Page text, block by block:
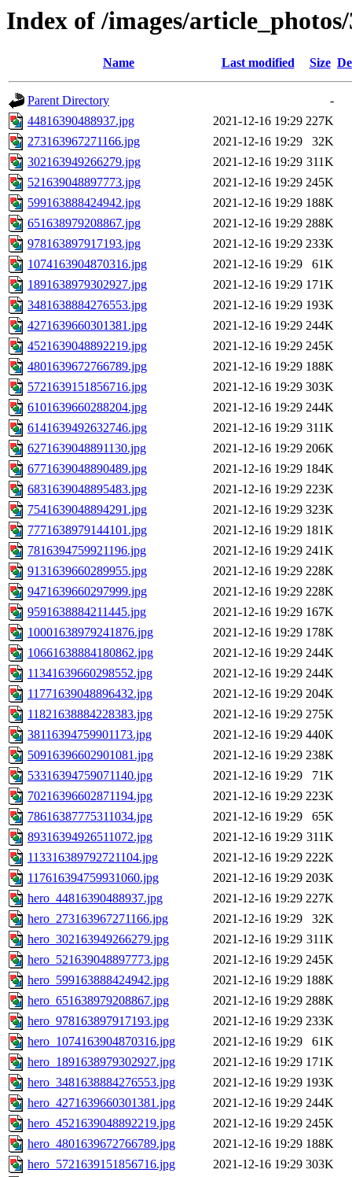
Index of /images/
Name Last modified Size
Parent Directory
-
44816390488937.jpg
2021-12-16 19:29 227K
273163967271166.jpg
2021-12-16 19:29
32K
302163949266279.jpg
2021-12-16 19:29 311K
521639048897773.jpg
2021-12-16 19:29 245K
599163888424942.jpg
2021-12-16 19:29 188K
651638979208867.jpg
2021-12-16 19:29 288K
978163897917193.jpg
2021-12-16 19:29 233K
1074163904870316.jpg
2021-12-16 19:29
61K
1891638979302927.jpg
2021-12-16 19:29 171K
3481638884276553.jpg
2021-12-16 19:29 193K
4271639660301381.jpg
2021-12-16 19:29 244K
4521639048892219.jpg
2021-12-16 19:29 245K
4801639672766789.jpg
2021-12-16 19:29 188K
5721639151856716.jpg
2021-12-16 19:29 303K
6101639660288204.jpg
2021-12-16 19:29 244K
6141639492632746.jpg
2021-12-16 19:29 311K
6271639048891130.jpg
2021-12-16 19:29 206K
6771639048890489.jpg
2021-12-16 19:29 184K
6831639048895483.jpg
2021-12-16 19:29 223K
7541639048894291.jpg
2021-12-16 19:29 323K
7771638979144101.jpg
2021-12-16 19:29 181K
7816394759921196.jpg
2021-12-16 19:29 241K
9131639660289955.jpg
2021-12-16 19:29 228K
9471639660297999.jpg
2021-12-16 19:29 228K
9591638884211445.jpg
2021-12-16 19:29 167K
10001638979241876.jpg
2021-12-16 19:29 178K
10661638884180862.jpg
2021-12-16 19:29 244K
11341639660298552.jpg
2021-12-16 19:29 244K
11771639048896432.jpg
2021-12-16 19:29 204K
11821638884228383.jpg
2021-12-16 19:29 275K
38116394759901173.jpg
2021-12-16 19:29 440K
50916396602901081.jpg
2021-12-16 19:29 238K
53316394759071140.jpg
2021-12-16 19:29
71K
70216396602871194.jpg
2021-12-16 19:29 223K
78616387775311034.jpg
2021-12-16 19:29
65K
89316394926511072.jpg
2021-12-16 19:29 311K
113316389792721104.jpg
2021-12-16 19:29 222K
117616394759931060.jpg
2021-12-16 19:29 203K
hero_44816390488937.jpg
2021-12-16 19:29 227K
hero_273163967271166.jpg
2021-12-16 19:29
32K
hero_302163949266279.jpg
2021-12-16 19:29 311K
hero_521639048897773.jpg
2021-12-16 19:29 245K
hero_599163888424942.jpg
2021-12-16 19:29 188K
hero_651638979208867.jpg
2021-12-16 19:29 288K
hero_978163897917193.jpg
2021-12-16 19:29 233K
hero_1074163904870316.jpg
2021-12-16 19:29
61K
hero_1891638979302927.jpg
2021-12-16 19:29 171K
hero_3481638884276553.jpg
2021-12-16 19:29 193K
hero_4271639660301381.jpg
2021-12-16 19:29 244K
hero_4521639048892219.jpg
2021-12-16 19:29 245K
hero_4801639672766789.jpg
2021-12-16 19:29 188K
hero_5721639151856716.jpg
2021-12-16 19:29 303K